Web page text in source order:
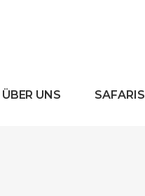
ÜBER UNS SAFARIS